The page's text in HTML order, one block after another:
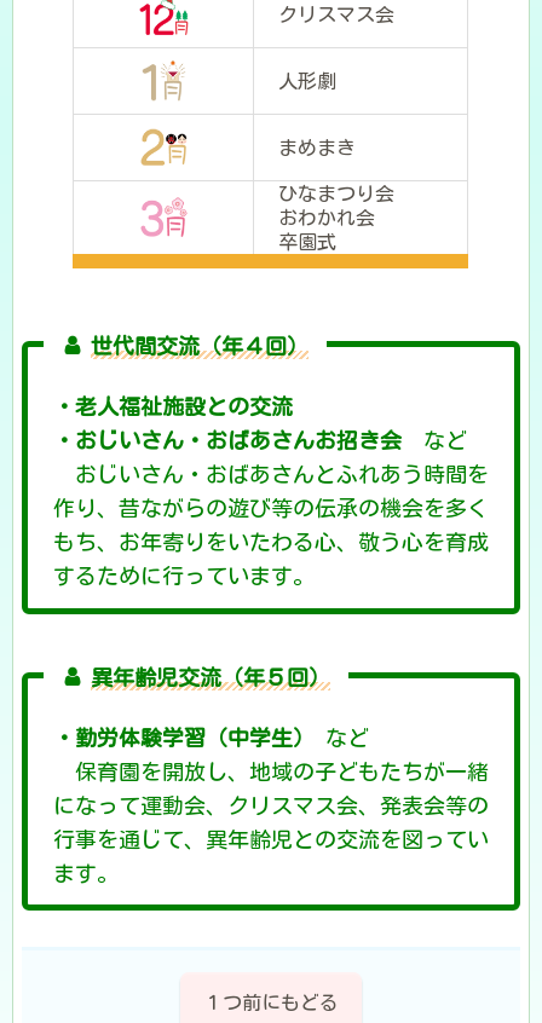
クリスマス会
人形劇
まめまき
ひなまつり会
おわかれ会
卒園式
世代間交流（年４回）
・老人福祉施設との交流
・おじいさん・おばあさんお招き会など
おじいさん・おばあさんとふれあう時間を
作り、昔ながらの遊び等の伝承の機会を多く
もち、お年寄りをいたわる心、敬う心を育成
するために行っています。
異年齢児交流（年５回）
・勤労体験学習（中学生） など
保育園を開放し、地域の子どもたちが一緒
になって運動会、クリスマス会、発表会等の
行事を通じて、異年齢児との交流を図ってい
ます。
１つ前にもどる